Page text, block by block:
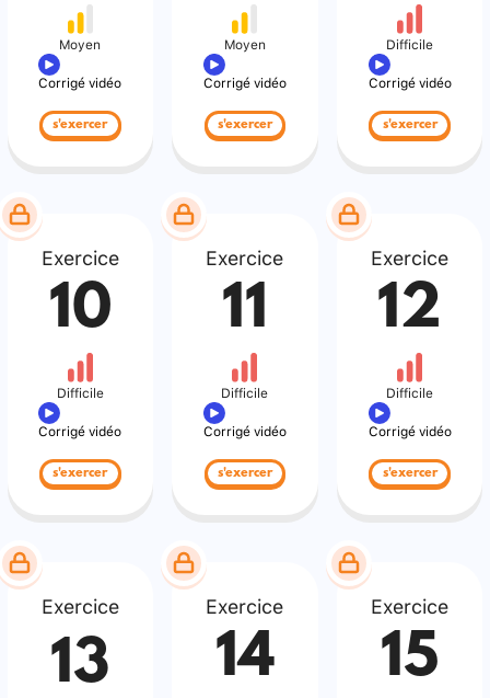
Moyen
Corrigé vidéo
s'exercer
Moyen
Corrigé vidéo
s'exercer
Difficile
Corrigé vidéo
s'exercer
Exercice
10
Difficile
Corrigé vidéo
s'exercer
Exercice
11
Difficile
Corrigé vidéo
s'exercer
Exercice
12
Difficile
Corrigé vidéo
s'exercer
Exercice
13
Exercice
14
Exercice
15